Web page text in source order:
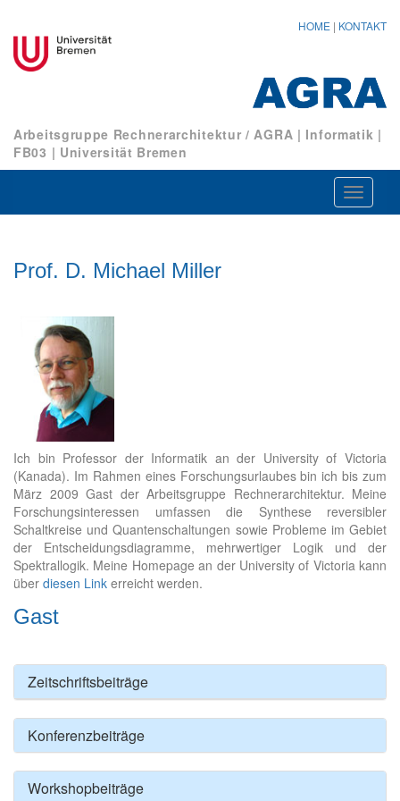
HOME | KONTAKT
Arbeitsgruppe Rechnerarchitektur / AGRA | Informatik |
FB03 | Universität Bremen
ein-/
Prof. D. Michael Miller
Ich bin Professor der Informatik an der University of Victoria
(Kanada). Im Rahmen eines Forschungsurlaubes bin ich bis zum
März 2009 Gast der Arbeitsgruppe Rechnerarchitektur. Meine
Forschungsinteressen umfassen die Synthese reversibler
Schaltkreise und Quantenschaltungen sowie Probleme im Gebiet
der Entscheidungsdiagramme, mehrwertiger Logik und der
Spektrallogik. Meine Homepage an der University of Victoria kann
über diesen Link erreicht werden.
Gast
Zeitschriftsbeiträge
Konferenzbeiträge
Workshopbeiträge